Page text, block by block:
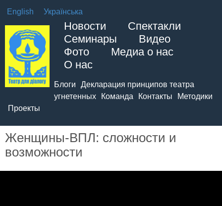
Новости
Спектакли
Семинары
Видео
Фото
Медиа о нас
О нас
Блоги
Декларация принципов театра
угнетенных
Команда Контакты
Методики
Проекты
English Українська
Женщины-ВПЛ: сложности и
возможности